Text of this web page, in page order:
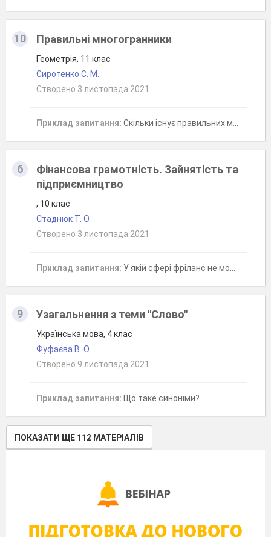
10 Правильні многогранники
Геометрія, 11 клас
Сиротенко С. М.
Створено 3 листопада 2021
Приклад запитання: Скільки існує правильних многогранників?
6
Фінансова грамотність. Зайнятість та
підприємництво
, 10 клас
Стаднюк Т. О.
Створено 3 листопада 2021
Приклад запитання: У якій сфері фріланс не може бути застосований:
9 Узагальнення з теми "Слово"
Українська мова, 4 клас
Фуфаєва В. О.
Створено 9 листопада 2021
Приклад запитання: Що таке синоніми?
ПОКАЗАТИ ЩЕ 112 МАТЕРІАЛІВ